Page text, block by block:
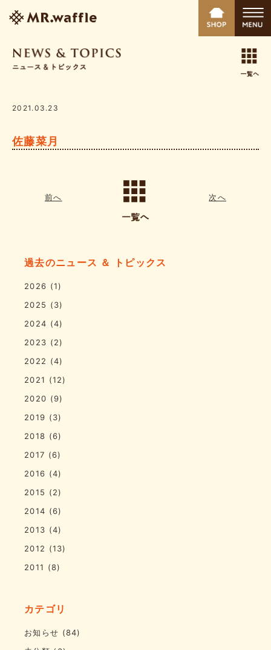
2021.03.23
佐藤菜月
前へ 次へ
過去のニュース ＆ トピックス
2026 (1)
2025 (3)
2024 (4)
2023 (2)
2022 (4)
2021 (12)
2020 (9)
2019 (3)
2018 (6)
2017 (6)
2016 (4)
2015 (2)
2014 (6)
2013 (4)
2012 (13)
2011 (8)
カテゴリ
お知らせ (84)